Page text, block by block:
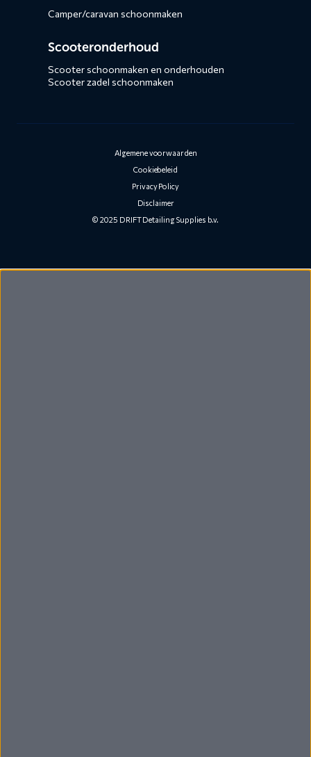
Camper/caravan schoonmaken
Scooteronderhoud
Scooter schoonmaken en onderhouden
Scooter zadel schoonmaken
Algemene voorwaarden
Cookiebeleid
Privacy Policy
Disclaimer
© 2025 DRIFT Detailing Supplies b.v.